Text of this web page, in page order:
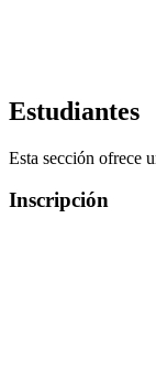
Estudiantes
Esta sección ofrece
Inscripción